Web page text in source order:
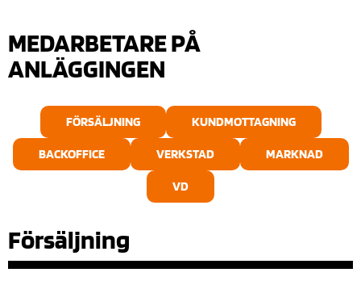
MEDARBETARE PÅ
ANLÄGGINGEN
FÖRSÄLJNING KUNDMOTTAGNING
BACKOFFICE VERKSTAD MARKNAD
VD
Försäljning